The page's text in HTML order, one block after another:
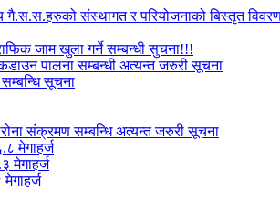
गै.स.स.हरुको संस्थागत र परियोजनाको बिस्तृत
जाम खुला गर्ने सम्बन्धी सुचना!!!
पालना सम्बन्धी अत्यन्त जरुरी सूचना
सूचना
संक्रमण सम्बन्धि अत्यन्त जरुरी सूचना
मेगाहर्ज
मेगाहर्ज